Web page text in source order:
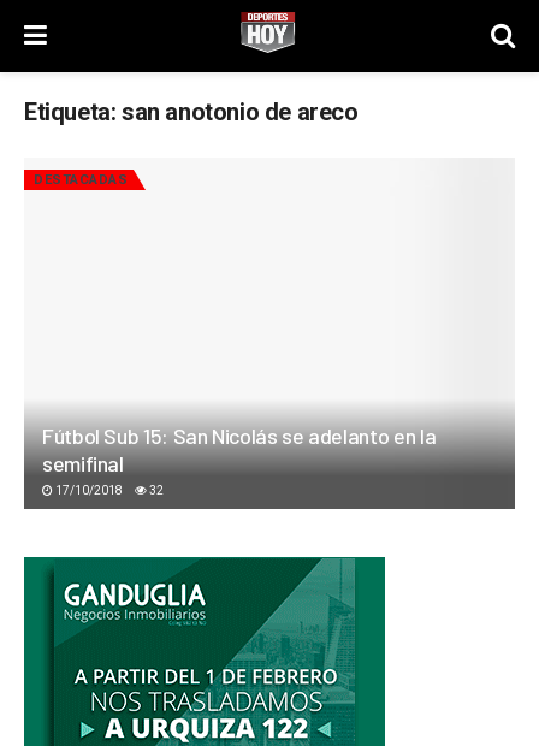
Etiqueta: san anotonio de areco
DESTACADAS
Fútbol Sub 15: San Nicolás se adelanto en la
semifinal
17/10/2018 32